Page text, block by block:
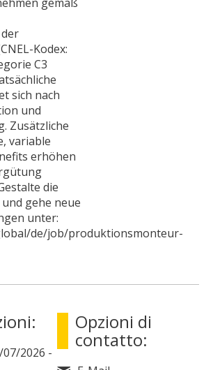
Kodex:
C3
sich nach
und
Zusätzliche
variable
erhöhen
die
gehe neue
unter:
de/job/produktionsmonteur-
07/2026 -
Opzioni di
contatto: